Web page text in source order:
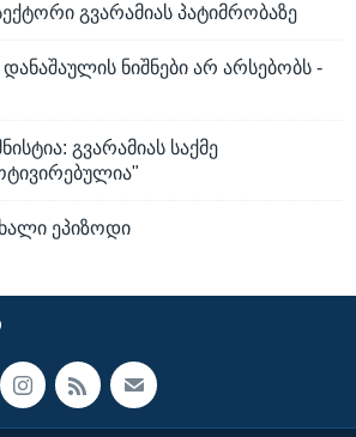
გვარამიას პატიმრობაზე
დანაშაულის ნიშნები არ არსებობს -
გვარამიას საქმე
ეპიზოდი